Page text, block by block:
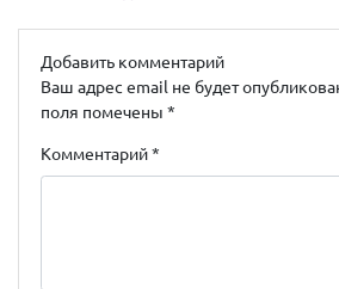
Добавить комментарий
Ваш адрес email не будет
поля помечены *
Комментарий*